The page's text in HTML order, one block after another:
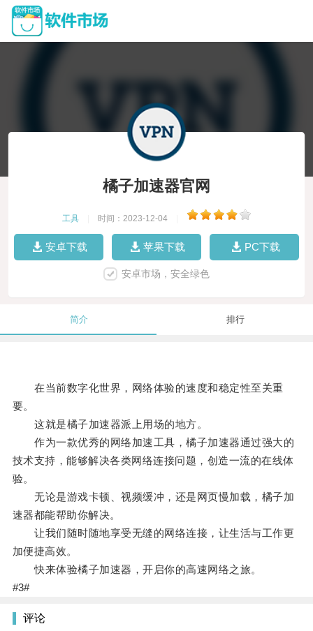
橘子加速器官网
工具 时间：2023-12-04
安卓下载 苹果下载 PC下载
安卓市场，安全绿色
简介 排行
在当前数字化世界，网络体验的速度和稳定性至关重
要。
这就是橘子加速器派上用场的地方。
作为一款优秀的网络加速工具，橘子加速器通过强大的
技术支持，能够解决各类网络连接问题，创造一流的在线体
验。
无论是游戏卡顿、视频缓冲，还是网页慢加载，橘子加
速器都能帮助你解决。
让我们随时随地享受无缝的网络连接，让生活与工作更
加便捷高效。
快来体验橘子加速器，开启你的高速网络之旅。
#3#
评论